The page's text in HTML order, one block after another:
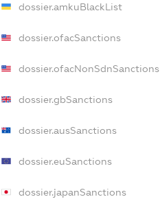
dossier.amkuBlackList
dossier.ofacSanctions
dossier.ofacNonSdnSanctions
dossier.gbSanctions
dossier.ausSanctions
dossier.euSanctions
dossier.japanSanctions